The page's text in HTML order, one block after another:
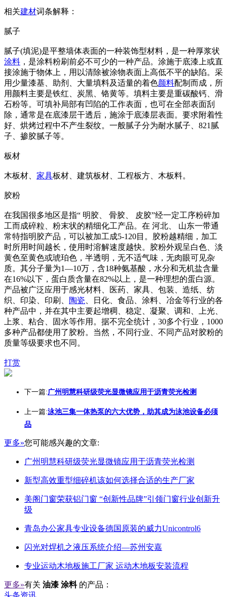
相关建材词条解释：
腻子
腻子(填泥)是平整墙体表面的一种装饰型材料，是一种厚浆状
涂料 ，是涂料粉刷前必不可少的一种产品。涂施于底漆上或直
接涂施于物体上，用以清除被涂物表面上高低不平的缺陷。采
用少量漆基、助剂、大量填料及适量的着色颜料配制而成，所
用颜料主要是铁红、炭黑、铬黄等。填料主要是重碳酸钙、滑
石粉等。可填补局部有凹陷的工作表面，也可在全部表面刮
除，通常是在底漆层干透后，施涂于底漆层表面。要求附着性
好、烘烤过程中不产生裂纹。一般腻子分为耐水腻子、821腻
子、掺胶腻子等。
板材
木板材、 家具板材、建筑板材、工程板方、木板料。
胶粉
在我国很多地区是指“ 明胶、 骨胶、 皮胶”经一定工序粉碎加
工而成碎粒、粉末状的精细化工产品。在 河北、 山东一带通
常特指明胶产品，可以被加工成5-120目。胶粉越精细，加工
时所用时间越长，使用时溶解速度越快。胶粉外观呈白色、淡
黄色至黄色或琥珀色，半透明，无不适气味，无肉眼可见杂
质。其分子量为1—10万，含18种氨基酸，水分和无机盐含量
在16%以下，蛋白质含量在82%以上，是一种理想的蛋白源。
产品被广泛应用于感光材料、医药、家具、包装、造纸、纺
织、印染、印刷、
陶瓷 、日化、食品、涂料、冶金等行业的各
种产品中，并在其中主要起增稠、稳定、凝聚、调和、上光、
上浆、粘合、固水等作用。据不完全统计，30多个行业，1000
多种产品都使用了胶粉。当然，不同行业、不同产品对胶粉的
质量等级要求也不同。
打赏
下一篇:广州明慧科研级荧光显微镜应用于沥青荧光检测
上一篇:泳池三集一体热泵的六大优势，助其成为泳池设备必须
品
更多»您可能感兴趣的文章:
广州明慧科研级荧光显微镜应用于沥青荧光检测
新型高效重型细碎机该如何选择合适的生产厂家
美阁门窗荣获铝门窗 “创新性品牌”引领门窗行业创新升
级
青岛办公家具专业设备德国原装的威力Unicontrol6
闪光对焊机之液压系统介绍—苏州安嘉
专业运动木地板施工厂家 运动木地板安装流程
更多»有关 油漆 涂料 的产品：
头条资讯